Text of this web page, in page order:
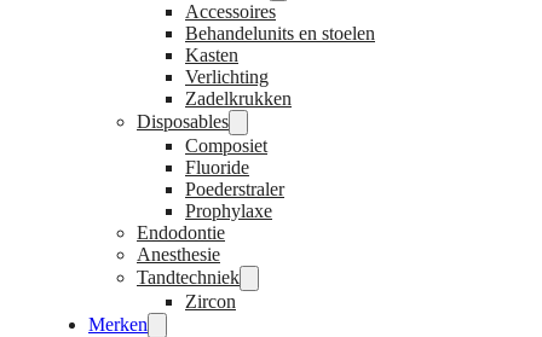
Accessoires
Behandelunits en stoelen
Kasten
Verlichting
Zadelkrukken
Disposables
Composiet
Fluoride
Poederstraler
Prophylaxe
Endodontie
Anesthesie
Tandtechniek
Zircon
Merken